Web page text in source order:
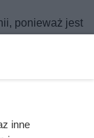
ponieważ jest
petunii.
inne